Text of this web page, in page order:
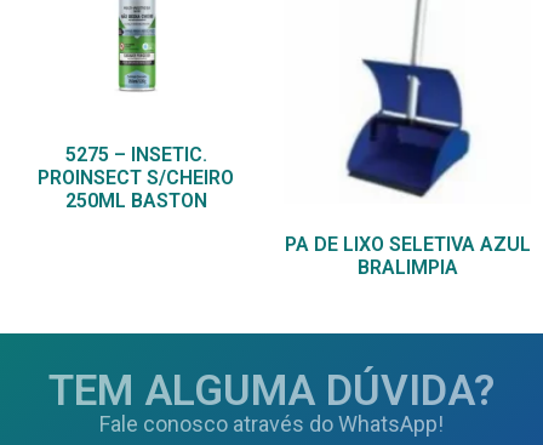
5275 – INSETIC.
PROINSECT S/CHEIRO
250ML BASTON
PA DE LIXO SELETIVA AZUL
BRALIMPIA
TEM ALGUMA DÚVIDA?
Fale conosco através do WhatsApp!